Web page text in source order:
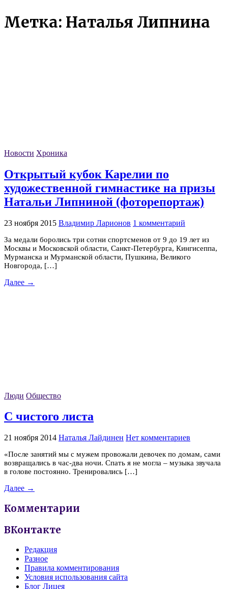
Метка: Наталья Липнина
Новости Хроника
Открытый кубок Карелии по
художественной гимнастике на призы
Натальи Липниной (фоторепортаж)
23 ноября 2015 Владимир Ларионов 1 комментарий
За медали боролись три сотни спортсменов от 9 до 19 лет из
Москвы и Московской области, Санкт-Петербурга, Кингисеппа,
Мурманска и Мурманской области, Пушкина, Великого
Новгорода, […]
Далее →
Люди Общество
С чистого листа
21 ноября 2014 Наталья Лайдинен Нет комментариев
«После занятий мы с мужем провожали девочек по домам, сами
возвращались в час-два ночи. Спать я не могла – музыка звучала
в голове постоянно. Тренировались […]
Далее →
Комментарии
ВКонтакте
Редакция
Разное
Правила комментирования
Условия использования сайта
Блог Лицея